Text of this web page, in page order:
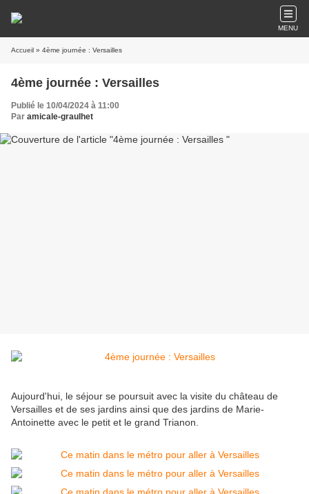
MENU
Accueil » 4ème journée : Versailles
4ème journée : Versailles
Publié le 10/04/2024 à 11:00
Par amicale-graulhet
Aujourd'hui, le séjour se poursuit avec la visite du château de
Versailles et de ses jardins ainsi que des jardins de Marie-
Antoinette avec le petit et le grand Trianon.